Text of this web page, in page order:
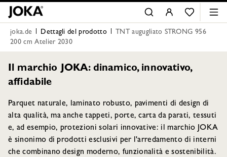
joka.de Dettagli del prodotto
TNT augugliato STRONG 956
200 cm Atelier 2030
Il marchio JOKA: dinamico, innovativo,
affidabile
Parquet naturale, laminato robusto, pavimenti di design di
alta qualità, ma anche tappeti, porte, carta da parati, tessuti
e, ad esempio, protezioni solari innovative: il marchio JOKA
è sinonimo di prodotti esclusivi per l'arredamento di interni
che combinano design moderno, funzionalità e sostenibilità.